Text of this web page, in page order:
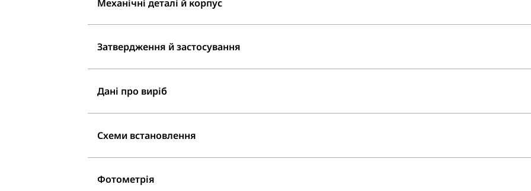
Механічні деталі й корпус
Затвердження й застосування
Дані про виріб
Схеми встановлення
Фотометрія